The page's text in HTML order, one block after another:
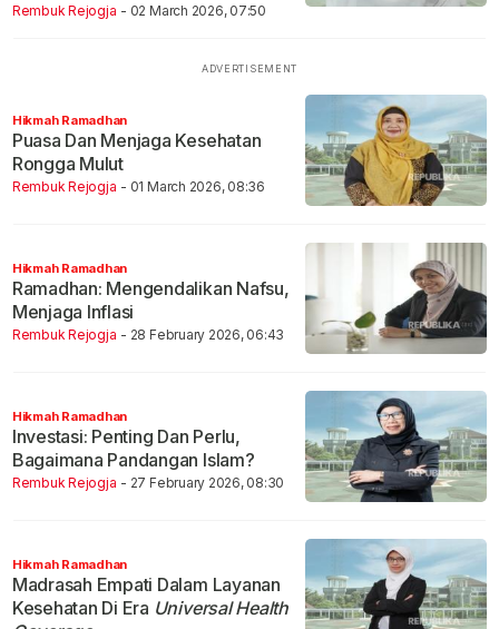
Rembuk Rejogja - 02 March 2026, 07:50
Hikmah Ramadhan
Puasa Dan Menjaga Kesehatan
Rongga Mulut
Rembuk Rejogja - 01 March 2026, 08:36
Hikmah Ramadhan
Ramadhan: Mengendalikan Nafsu,
Menjaga Inflasi
Rembuk Rejogja - 28 February 2026, 06:43
Hikmah Ramadhan
Investasi: Penting Dan Perlu,
Bagaimana Pandangan Islam?
Rembuk Rejogja - 27 February 2026, 08:30
Hikmah Ramadhan
Madrasah Empati Dalam Layanan
Kesehatan Di Era Universal Health